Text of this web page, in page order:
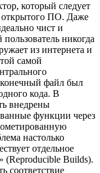
который следует
открытого ПО. Даже
чист и
никогда
из интернета и
самой
конечный файл был
кода. В
внедрены
функции через
настолько
отдельное
(Reproducible Builds).
соответствие